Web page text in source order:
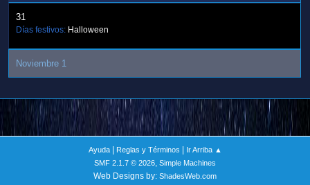
31
Días festivos: Halloween
Noviembre 1
Ayuda| Reglas y Términos
Ir Arriba ▲
SMF 2.1.7 © 2026, Simple Machines
Web Designs by: ShadesWeb.com